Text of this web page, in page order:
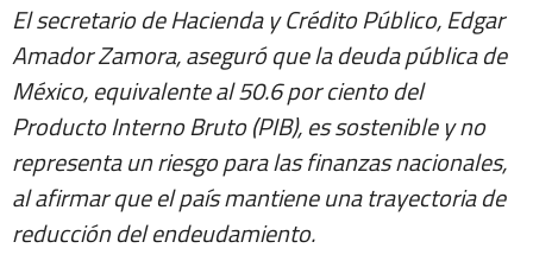
El secretario de Hacienda y Crédito Público, Edgar
Amador Zamora, aseguró que la deuda pública de
México, equivalente al 50.6 por ciento del
Producto Interno Bruto (PIB), es sostenible y no
representa un riesgo para las finanzas nacionales,
al afirmar que el país mantiene una trayectoria de
reducción del endeudamiento.